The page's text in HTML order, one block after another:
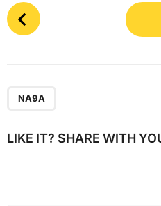
P
o
i
NA9A
LIKE IT? SHARE WITH